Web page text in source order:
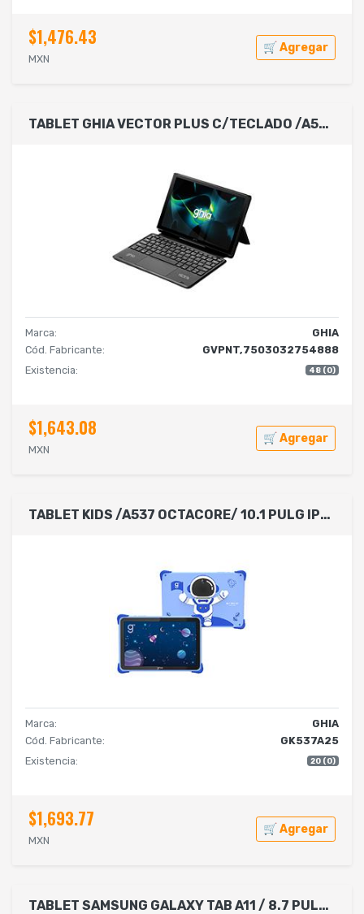
$1,476.43
MXN
🛒 Agregar
TABLET GHIA VECTOR PLUS C/TECLADO /A523 OCTACORE/4GB RAM/64GB /2CAM/WIFI/BLUETOOTH/5000MAH/ANDROID 13 NEGRA
Marca:
GHIA
Cód. Fabricante:
GVPNT,7503032754888
Existencia:
48 (0)
$1,643.08
MXN
🛒 Agregar
TABLET KIDS /A537 OCTACORE/ 10.1 PULG IPS /4GB RAM/64GB /USB C/2CAM/WIFI/BLUETOOTH/6000MAH/ANDROID 15 /ASTRONAUTA
Marca:
GHIA
Cód. Fabricante:
GK537A25
Existencia:
20 (0)
$1,693.77
MXN
🛒 Agregar
TABLET SAMSUNG GALAXY TAB A11 / 8.7 PULGADAS / MODELO SM-X133 / 4GB RAM / 64GB ROM / WI-FI / 5 MP + 8 MP / ANDROID / VEL 2.2GHZ, 2GHZ / ENTERPRISE EDITION / 3 AÑOS GARANTIA / 1 AÑO KNOX / COLOR PLATA